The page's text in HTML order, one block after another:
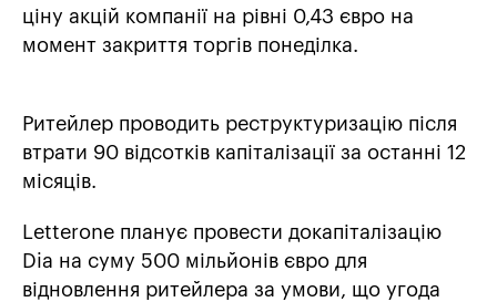
ціну акцій компанії на рівні 0,43 євро на
момент закриття торгів понеділка.
Ритейлер проводить реструктуризацію після
втрати 90 відсотків капіталізації за останні 12
місяців.
Letterone планує провести докапіталізацію
Dia на суму 500 мільйонів євро для
відновлення ритейлера за умови, що угода